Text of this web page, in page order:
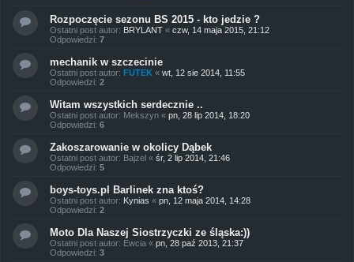
Rozpoczęcie sezonu BS 2015 - kto jedzie ?
Ostatni post autor: BRYLANT « czw, 14 maja 2015, 21:12
Odpowiedzi: 7
mechanik w szczecinie
Ostatni post autor: FUTEK « wt, 12 sie 2014, 11:55
Odpowiedzi: 2
Witam wszystkich serdecznie ..
Ostatni post autor: Mekszyn « pn, 28 lip 2014, 18:20
Odpowiedzi: 6
Zakoszarowanie w okolicy Dąbek
Ostatni post autor: Bajzel « śr, 2 lip 2014, 21:46
Odpowiedzi: 5
boys-toys.pl Barlinek zna ktoś?
Ostatni post autor: Kynias « pn, 12 maja 2014, 14:28
Odpowiedzi: 2
Moto Dla Naszej Siostrzyczki ze śląska:))
Ostatni post autor: Ewcia « pn, 28 paź 2013, 21:37
Odpowiedzi: 3